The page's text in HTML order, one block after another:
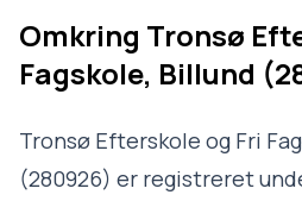
Omkring Tronsø
Fagskole, Billund
Tronsø Efterskole og Fri
(280926) er registreret